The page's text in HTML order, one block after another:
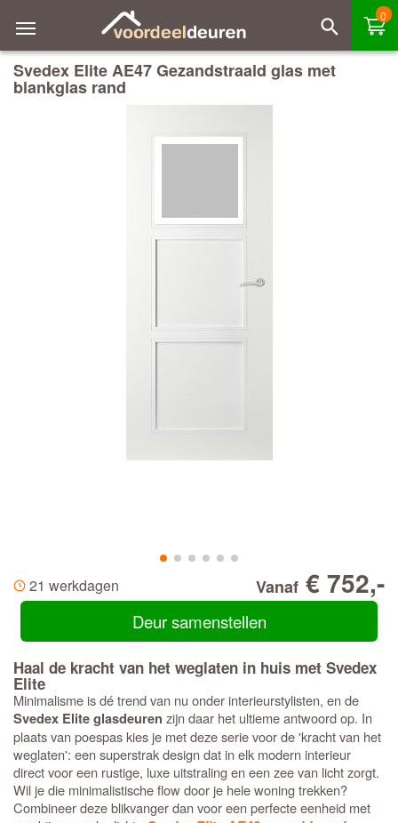
0
Svedex Elite AE47 Gezandstraald glas met
blankglas rand
21 werkdagen Vanaf € 752,-
Deur samenstellen
Haal de kracht van het weglaten in huis met Svedex
Elite
Minimalisme is dé trend van nu onder interieurstylisten, en de
Svedex Elite glasdeuren zijn daar het ultieme antwoord op. In
plaats van poespas kies je met deze serie voor de 'kracht van het
weglaten': een superstrak design dat in elk modern interieur
direct voor een rustige, luxe uitstraling en een zee van licht zorgt.
Wil je die minimalistische flow door je hele woning trekken?
Combineer deze blikvanger dan voor een perfecte eenheid met